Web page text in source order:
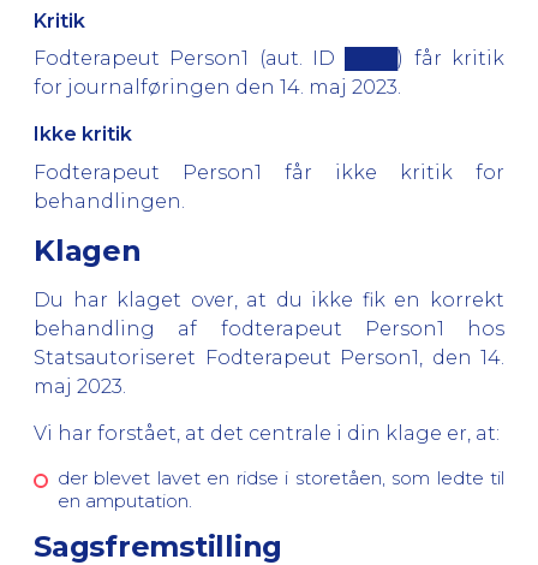
Kritik
Fodterapeut Person1 (aut. ID ████) får kritik
for journalføringen den 14. maj 2023.
Ikke kritik
Fodterapeut Person1 får ikke kritik for
behandlingen.
Klagen
Du har klaget over, at du ikke fik en korrekt
behandling af fodterapeut Person1 hos
Statsautoriseret Fodterapeut Person1, den 14.
maj 2023.
Vi har forstået, at det centrale i din klage er, at:
der blevet lavet en ridse i storetåen, som ledte til
en amputation.
Sagsfremstilling